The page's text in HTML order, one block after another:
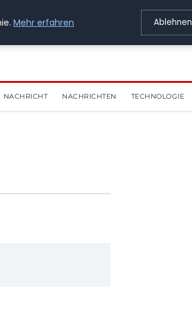
NACHRICHT NACHRICHTEN TECHNOLOGIE
Mehr erfahren Ablehnen